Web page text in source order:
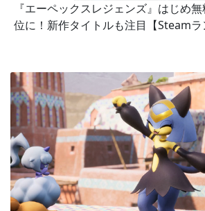
『エーペックスレジェンズ』はじめ
位に！新作タイトルも注目【Steamラ